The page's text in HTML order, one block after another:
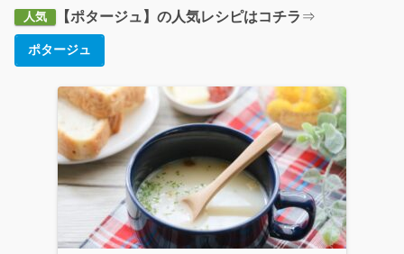
人気 【ポタージュ】の人気レシピはコチラ ⇒
ポタージュ